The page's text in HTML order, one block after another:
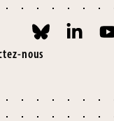
nous